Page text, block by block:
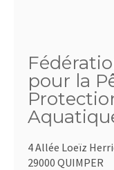
pour la
4 Allée Loeïz
29000 QUIMPER